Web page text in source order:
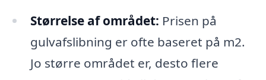
Størrelse af området: Prisen på
gulvafslibning er ofte baseret på m2.
Jo større området er, desto flere